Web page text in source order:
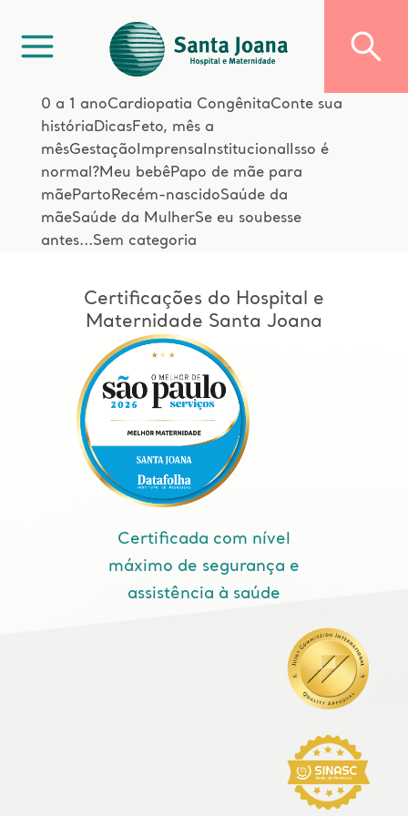
0 a 1 anoCardiopatia CongênitaConte sua
história DicasFeto, mês a
mêsGestação Imprensa Institucional
Isso é
normal?Meu bebêPapo de mãe para
mãeParto Recém-nascidoSaúde da
mãeSaúde da MulherSe eu soubesse
antes...Sem categoria
Certificações do Hospital e
Maternidade Santa Joana
Certificada com nível
máximo de segurança e
assistência à saúde